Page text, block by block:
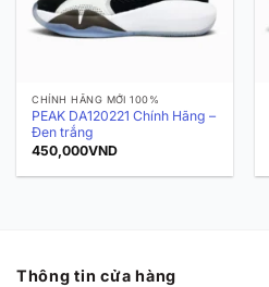
CHÍNH HÃNG MỚI 100%
PEAK DA120221 Chính Hãng –
Đen trắng
450,000VND
Thông tin cửa hàng